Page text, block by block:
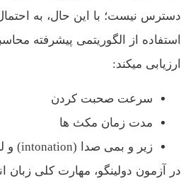
نیست؛ با این حال، به احتمال
از الگوریتمی پیشرفته
میکند:
سرعت صحبت کردن
مدت زمان مکث‌ ها
زیر و بمی صدا (intonation) و لهجه
آزمون دولینگو، مهارت کلی زبان